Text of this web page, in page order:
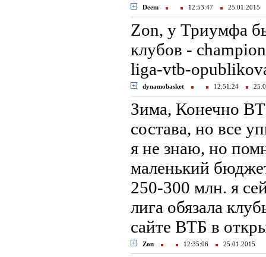
Deem 12:53:47 25.01.2015
Zon, у Триумфа
клубов -
liga-vtb-
dynamobasket 12:51:24
Зима, Конечно
состава, но все
я не знаю, но
маленький
250-300 млн. я
лига обязала
сайте ВТБ в
Zon 12:35:06 25.01.2015